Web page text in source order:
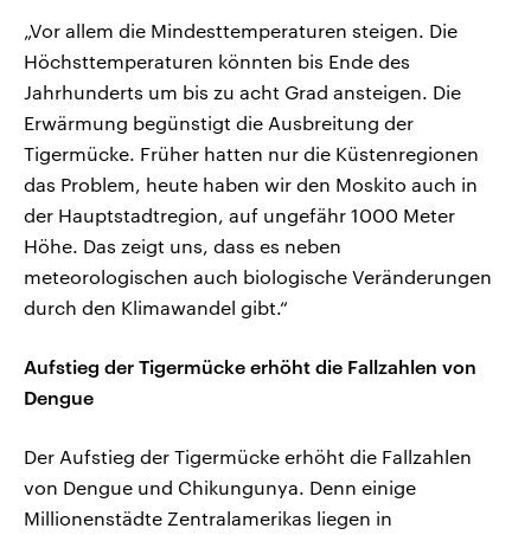
„Vor allem die Mindesttemperaturen steigen. Die
Höchsttemperaturen könnten bis Ende des
Jahrhunderts um bis zu acht Grad ansteigen. Die
Erwärmung begünstigt die Ausbreitung der
Tigermücke. Früher hatten nur die Küstenregionen
das Problem, heute haben wir den Moskito auch in
der Hauptstadtregion, auf ungefähr 1000 Meter
Höhe. Das zeigt uns, dass es neben
meteorologischen auch biologische Veränderungen
durch den Klimawandel gibt.“
Aufstieg der Tigermücke erhöht die Fallzahlen von
Dengue
Der Aufstieg der Tigermücke erhöht die Fallzahlen
von Dengue und Chikungunya. Denn einige
Millionenstädte Zentralamerikas liegen in